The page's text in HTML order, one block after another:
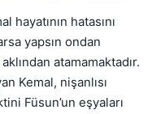
hayatının hatasını
yapsın ondan
atamamaktadır.
Kemal, nişanlısı
Füsun’un eşyaları